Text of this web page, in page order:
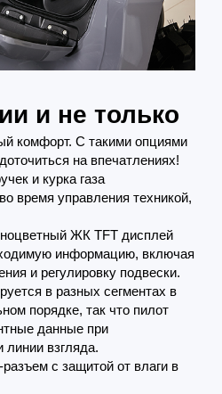
и не только
комфорт. С такими опциями
на впечатлениях!
и курка газа
время управления техникой,
ЖК ТFТ дисплей
информацию, включая
и регулировку подвески.
в разных сегментах в
порядке, так что пилот
данные при
взгляда.
разъем с защитой от влаги в